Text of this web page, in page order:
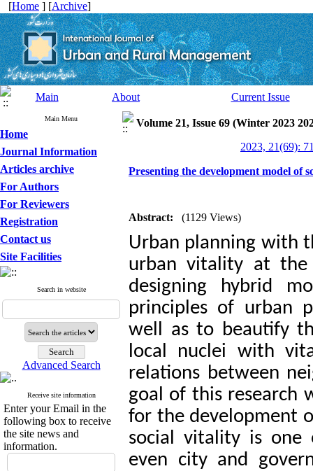
[Home ] [Archive]
Main About Current Issue
Main Menu
Home
Journal Information
Articles archive
For Authors
For Reviewers
Registration
Contact us
Site Facilities
Search in website
Advanced Search
Receive site information
Enter your Email in the
following box to receive
the site news and
information.
Volume 21, Issue 69 (Winter 2023
2023, 21(69):
Presenting the development model of
Abstract: (1129 Views)
Urban planning with
urban vitality at
designing hybrid
principles of urban
well as to beautify
local nuclei with
relations between
goal of this research
for the development
social vitality is one
even city and